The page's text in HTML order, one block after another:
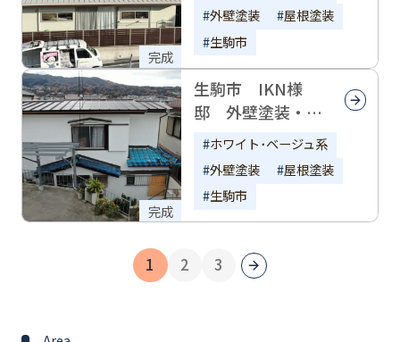
完成
外壁塗装
屋根塗装
生駒市
完成
生駒市 IKN様
邸 外壁塗装・屋
根塗装
ホワイト･ベージュ系
外壁塗装
屋根塗装
生駒市
1 2 3